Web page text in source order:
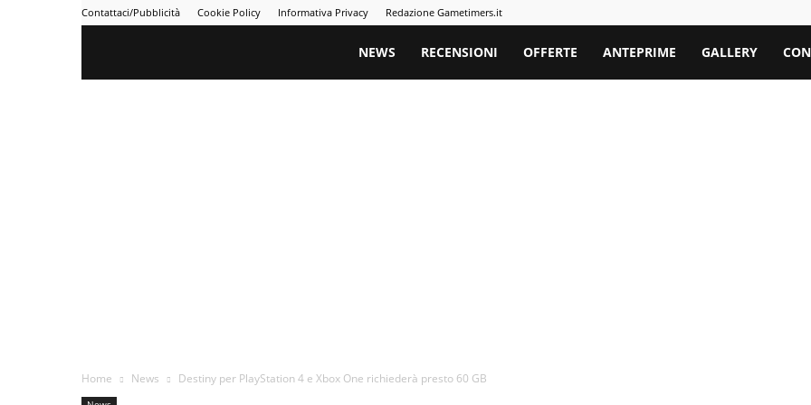
Contattaci/Pubblicità Cookie Policy Informativa Privacy Redazione Gametimers.it
Gametimers
NEWS RECENSIONI OFFERTE ANTEPRIME GALLERY
Home News Destiny per PlayStation 4 e Xbox One richiederà presto 60 GB